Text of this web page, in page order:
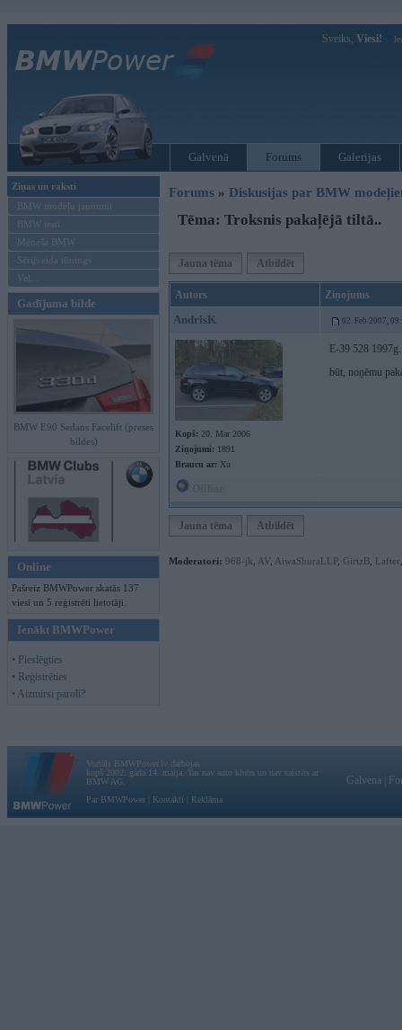
Sveiks, Viesi!
Galvenā Forums Galerijas
Ziņas un raksti
BMW modeļu jaunumi
BMW testi
Mēneša BMW
Sērijveida tūnings
Vel...
Gadījuma bilde
BMW E90 Sedans Facelift (preses
bildes)
Online
Pašreiz BMWPower skatās 137
viesi un 5 reģistrēti lietotāji.
Ienākt BMWPower
• Pieslēgties
• Reģistrēties
• Aizmirsi paroli?
Forums » Diskusijas par BMW
Tēma: Troksnis pakaļējā tiltā..
Jauna tēma Atbildēt
Autors Ziņojums
AndrisK 02. Feb 2007,
Kopš: 20. Mar 2006
Ziņojumi: 1891
Braucu ar: Xu
E-39 528
būt, noņēmu
Jauna tēma Atbildēt
Moderatori: 968-jk AV AiwaShuraLLP, GirtzB Lafter
Vortāls BMWPower.lv darbojas
kopš 2002. gada 14. maija. Tas nav auto klubs un nav saistīts ar
BMW AG.
Par BMWPower
Kontakti Reklāma
Galvena